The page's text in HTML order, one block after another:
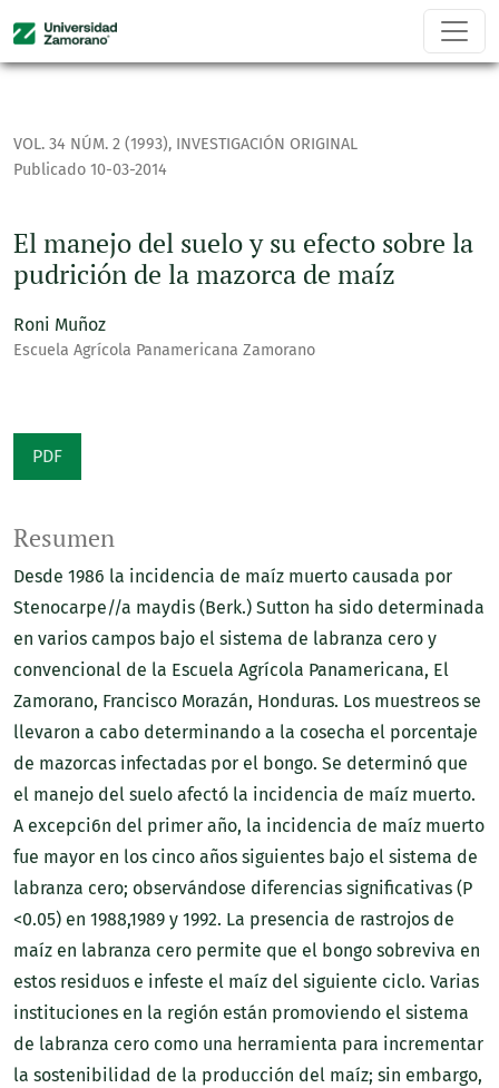
El manejo del suelo y su efecto sobre la pudrición de la
VOL. 34 NÚM. 2 (1993), INVESTIGACIÓN ORIGINAL
El manejo del suelo y su efecto sobre la
pudrición de la mazorca de maíz
Publicado 10-03-2014
Roni Muñoz
Escuela Agrícola Panamericana Zamorano
PDF
Resumen
Desde 1986 la incidencia de maíz muerto causada por
Stenocarpe//a maydis (Berk.) Sutton ha sido determinada
en varios campos bajo el sistema de labranza cero y
convencional de la Escuela Agrícola Panamericana, El
Zamorano, Francisco Morazán, Honduras. Los muestreos se
llevaron a cabo determinando a la cosecha el porcentaje
de mazorcas infectadas por el bongo. Se determinó que
el manejo del suelo afectó la incidencia de maíz muerto.
A excepci6n del primer año, la incidencia de maíz muerto
fue mayor en los cinco años siguientes bajo el sistema de
labranza cero; observándose diferencias significativas (P
<0.05) en 1988,1989 y 1992. La presencia de rastrojos de
maíz en labranza cero permite que el bongo sobreviva en
estos residuos e infeste el maíz del siguiente ciclo. Varias
instituciones en la región están promoviendo el sistema
de labranza cero como una herramienta para incrementar
la sostenibilidad de la producción del maíz; sin embargo,